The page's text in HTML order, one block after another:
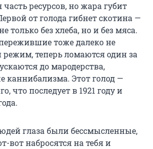
ресурсов, но жара губит
от голода гибнет скотина —
только без хлеба, но и без мяса.
тоже далеко не
теперь ломаются один за
до мародерства,
каннибализма. Этот голод —
что последует в 1921 году и
глаза были бессмысленные,
вот набросятся на тебя и